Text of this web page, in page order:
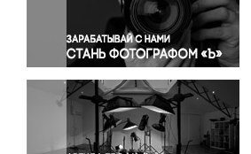
Правосудие
Происшествия и конфликты
Религия
Светская жизнь
Спорт
Экология
Экономика и бизнес